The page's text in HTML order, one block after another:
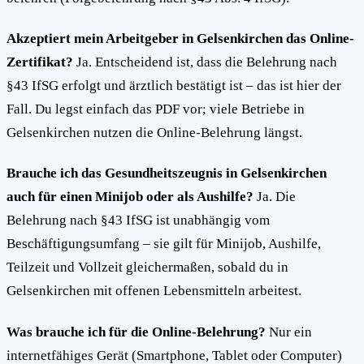
Akzeptiert mein Arbeitgeber in Gelsenkirchen das Online-
Zertifikat? Ja. Entscheidend ist, dass die Belehrung nach
§43 IfSG erfolgt und ärztlich bestätigt ist – das ist hier der
Fall. Du legst einfach das PDF vor; viele Betriebe in
Gelsenkirchen nutzen die Online-Belehrung längst.
Brauche ich das Gesundheitszeugnis in Gelsenkirchen
auch für einen Minijob oder als Aushilfe? Ja. Die
Belehrung nach §43 IfSG ist unabhängig vom
Beschäftigungsumfang – sie gilt für Minijob, Aushilfe,
Teilzeit und Vollzeit gleichermaßen, sobald du in
Gelsenkirchen mit offenen Lebensmitteln arbeitest.
Was brauche ich für die Online-Belehrung? Nur ein
internetfähiges Gerät (Smartphone, Tablet oder Computer)